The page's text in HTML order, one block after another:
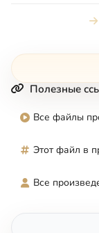
Полезные
Все файлы
Этот файл в
Все